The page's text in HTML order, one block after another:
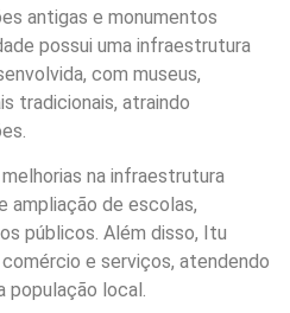
antigas e monumentos
possui uma infraestrutura
com museus,
tradicionais, atraindo
na infraestrutura
ampliação de escolas,
públicos. Além disso, Itu
e serviços, atendendo
população local.